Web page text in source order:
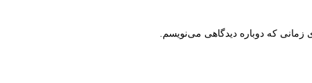
زمانی که دوباره دیدگاهی می‌نویسم.